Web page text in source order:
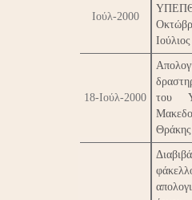
Ιούλ-2000
18-Ιούλ-2000
του
Θράκης